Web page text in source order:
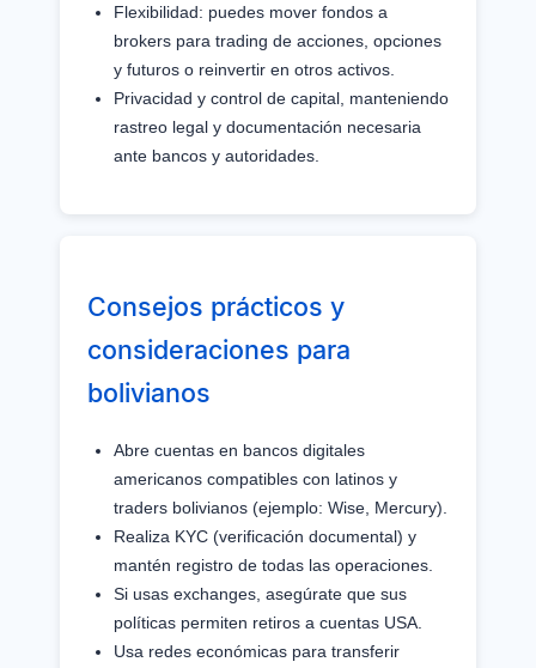
Flexibilidad: puedes mover fondos a
brokers para trading de acciones, opciones
y futuros o reinvertir en otros activos.
Privacidad y control de capital, manteniendo
rastreo legal y documentación necesaria
ante bancos y autoridades.
Consejos prácticos y
consideraciones para
bolivianos
Abre cuentas en bancos digitales
americanos compatibles con latinos y
traders bolivianos (ejemplo: Wise, Mercury).
Realiza KYC (verificación documental) y
mantén registro de todas las operaciones.
Si usas exchanges, asegúrate que sus
políticas permiten retiros a cuentas USA.
Usa redes económicas para transferir